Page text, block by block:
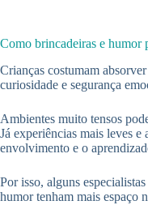
Como brincadeiras e humor
Crianças costumam
curiosidade e segurança
Ambientes muito tensos
Já experiências mais leves
envolvimento e o
Por isso, alguns
humor tenham mais espaço